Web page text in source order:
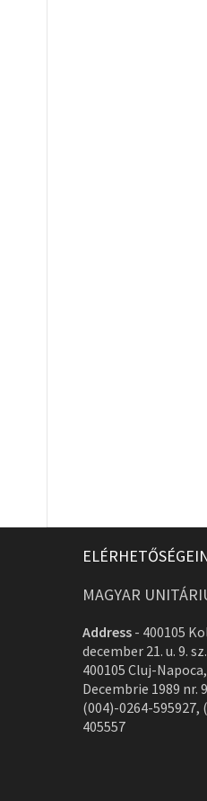
MAGYAR
Address - 400105
december 21. u. 9.
400105 Cluj-
Decembrie 1989 nr.
(004)-0264-595927,
405557